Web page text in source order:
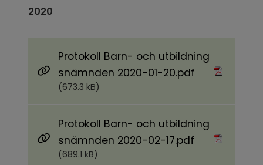
2020
Protokoll Barn- och utbildning
snämnden 2020-01-20.pdf Pdf, 673.3 kB.
(673.3 kB)
Protokoll Barn- och utbildning
snämnden 2020-02-17.pdf Pdf, 689.1 kB.
(689.1 kB)